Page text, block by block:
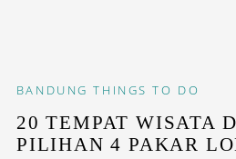
BANDUNG THINGS TO DO
20 TEMPAT WISATA
PILIHAN 4 PAKAR